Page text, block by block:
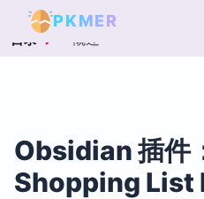
PKMER
目录 概述
Obsidian 插
Shopping List